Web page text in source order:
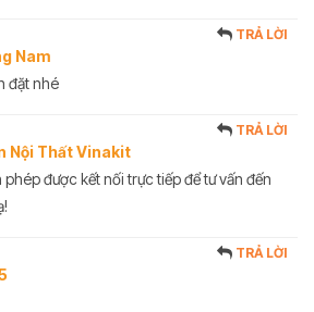
Nam
TRẢ LỜI
đặt nhé
Nội Thất Vinakit
TRẢ LỜI
phép được kết nối trực tiếp để tư vấn đến
TRẢ LỜI